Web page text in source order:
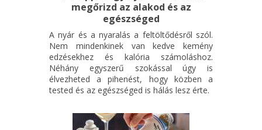
megőrizd az alakod és az
egészséged
A nyár és a nyaralás a feltöltődésről szól.
Nem mindenkinek van kedve kemény
edzésekhez és kalória számoláshoz.
Néhány egyszerű szokással úgy is
élvezheted a pihenést, hogy közben a
tested és az egészséged is hálás lesz érte.